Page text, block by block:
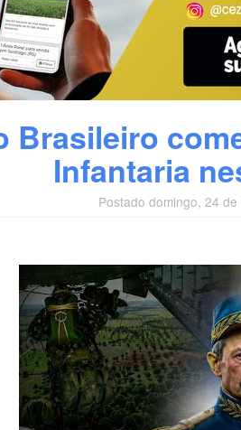
Brasileiro
Infantaria
Postado domingo, 24